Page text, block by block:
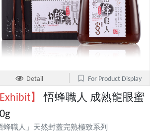
Detail For Product Display
Exhibit】
悟蜂職人 成熟龍眼蜜
蜂職人」天然封蓋完熟極致系列